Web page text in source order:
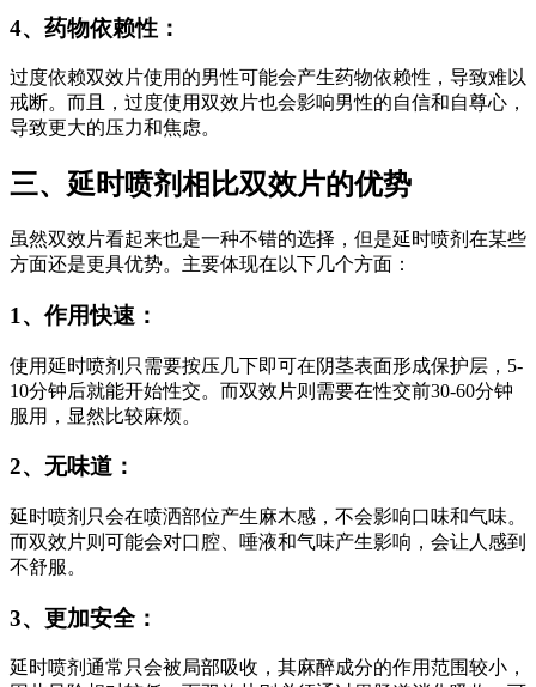
4、药物依赖性：
过度依赖双效片使用的男性可能会产生药物依赖性，导致难以
戒断。而且，过度使用双效片也会影响男性的自信和自尊心，
导致更大的压力和焦虑。
三、延时喷剂相比双效片的优势
虽然双效片看起来也是一种不错的选择，但是延时喷剂在某些
方面还是更具优势。主要体现在以下几个方面：
1、作用快速：
使用延时喷剂只需要按压几下即可在阴茎表面形成保护层，5-
10分钟后就能开始性交。而双效片则需要在性交前30-60分钟
服用，显然比较麻烦。
2、无味道：
延时喷剂只会在喷洒部位产生麻木感，不会影响口味和气味。
而双效片则可能会对口腔、唾液和气味产生影响，会让人感到
不舒服。
3、更加安全：
延时喷剂通常只会被局部吸收，其麻醉成分的作用范围较小，